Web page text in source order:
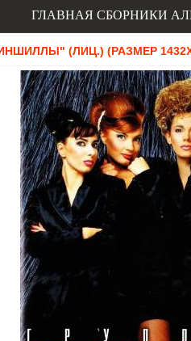
ГЛАВНАЯ СБОРНИКИ
(ЛИЦ.) (РАЗМЕР